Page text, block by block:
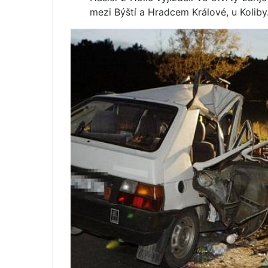
mezi Býští a Hradcem Králové, u